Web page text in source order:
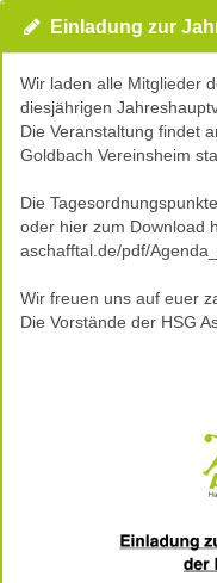
Einladung zur
Wir laden alle Mitglieder
diesjährigen
Die Veranstaltung findet
Goldbach Vereinsheim
Die
oder hier zum Download
aschafftal.de/pdf/
Wir freuen uns auf euer
Die Vorstände der HSG